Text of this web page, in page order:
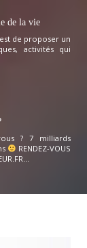
de la vie
de proposer un
activités qui
? 7 milliards
RENDEZ-VOUS